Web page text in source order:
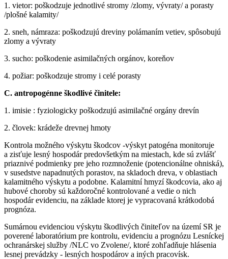
1. vietor: poškodzuje jednotlivé stromy /zlomy, vývraty/ a porasty
/plošné kalamity/
2. sneh, námraza: poškodzujú dreviny polámaním vetiev, spôsobujú
zlomy a vývraty
3. sucho: poškodenie asimilačných orgánov, koreňov
4. požiar: poškodzuje stromy i celé porasty
C. antropogénne škodlivé činitele:
1. imisie : fyziologicky poškodzujú asimilačné orgány drevín
2. človek: krádeže drevnej hmoty
Kontrola možného výskytu škodcov -výskyt patogéna monitoruje
a zisťuje lesný hospodár predovšetkým na miestach, kde sú zvlášť
priaznivé podmienky pre jeho rozmnoženie (potencionálne ohniská),
v susedstve napadnutých porastov, na skladoch dreva, v oblastiach
kalamitného výskytu a podobne. Kalamitní hmyzí škodcovia, ako aj
hubové choroby sú každoročné kontrolované a vedie o nich
hospodár evidenciu, na základe ktorej je vypracovaná krátkodobá
prognóza.
Sumárnou evidenciou výskytu škodlivých činiteľov na území SR je
poverené laboratórium pre kontrolu, evidenciu a prognózu Lesníckej
ochranárskej služby /NLC vo Zvolene/, ktoré zohľadňuje hlásenia
lesnej prevádzky - lesných hospodárov a iných pracovísk.